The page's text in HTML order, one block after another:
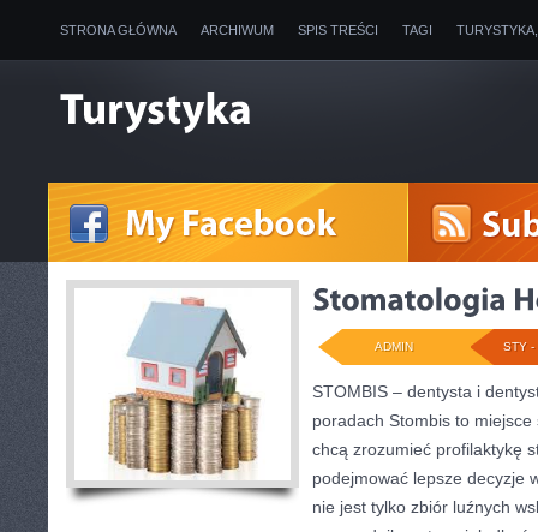
STRONA GŁÓWNA ARCHIWUM SPIS TREŚCI TAGI
STY -
ADMIN
STOMBIS – dentysta i
poradach Stombis to
chcą zrozumieć profilaktykę
podejmować lepsze decyzje
nie jest tylko zbiór luźnych